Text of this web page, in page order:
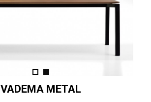
VADEMA METAL